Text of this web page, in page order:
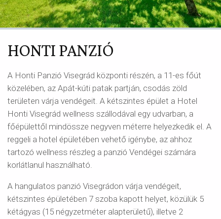
HONTI PANZIÓ
A Honti Panzió Visegrád központi részén, a 11-es főút
közelében, az Apát-kúti patak partján, csodás zöld
területen várja vendégeit. A kétszintes épület a Hotel
Honti Visegrád wellness szállodával egy udvarban, a
főépülettől mindössze negyven méterre helyezkedik el. A
reggeli a hotel épületében vehető igénybe, az ahhoz
tartozó wellness részleg a panzió Vendégei számára
korlátlanul használható.
A hangulatos panzió Visegrádon várja vendégeit,
kétszintes épületében 7 szoba kapott helyet, közülük 5
kétágyas (15 négyzetméter alapterületű), illetve 2